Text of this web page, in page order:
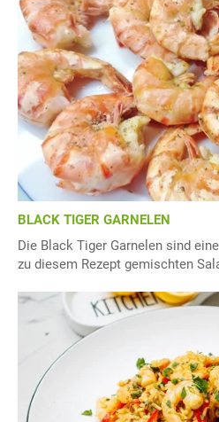
BLACK TIGER GARNELEN
Die Black Tiger Garnelen sind
zu diesem Rezept gemischten